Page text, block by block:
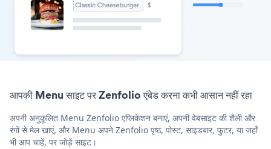
आपकी Menu साइट पर Zenfolio एंबेड करना कभी आसान नहीं रहा
अपनी अनुकूलित Menu Zenfolio एप्लिकेशन बनाएं, अपनी वेबसाइट की शैली और
रंगों से मेल खाएं, और Menu अपने Zenfolio पृष्ठ, पोस्ट, साइडबार, फुटर, या जहाँ
भी आप चाहें, पर जोड़ें साइट।